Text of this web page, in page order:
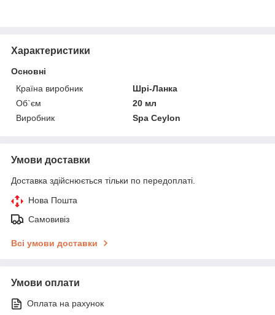
Характеристики
Основні
Країна виробник
Шрі-Ланка
Об`єм
20 мл
Виробник
Spa Ceylon
Умови доставки
Доставка здійснюється тільки по передоплаті.
Нова Пошта
Самовивіз
Всі умови доставки
Умови оплати
Оплата на рахунок